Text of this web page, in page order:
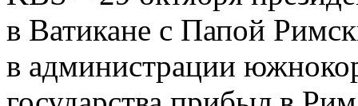
в Ватикане с Папой
в администрации